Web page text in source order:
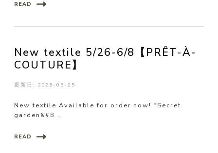
READ
New textile 5/26-6/8【PRÊT-À-
COUTURE】
更新日: 2026-05-25
New textile Available for order now! “Secret
garden&#8 …
READ